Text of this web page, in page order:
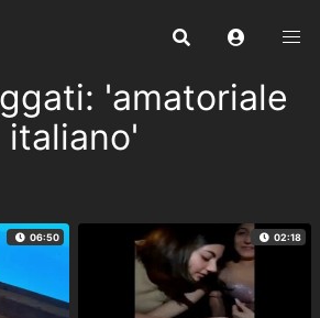
'amatoriale
italiano'
06:50 02:18